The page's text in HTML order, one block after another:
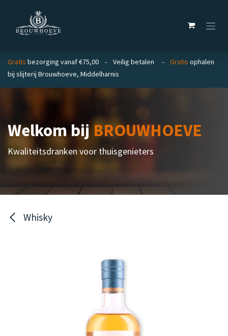
Gratis bezorging vanaf €75,00 - Veilig betalen - Gratis ophalen
bij slijterij Brouwhoeve, Middelharnis
Welkom bijBROUWHOEVE
Kwaliteitsdranken voor thuisgenieters
Whisky